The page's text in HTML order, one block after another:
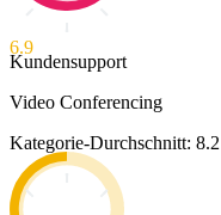
6.9
Kundensupport
Video Conferencing
Kategorie-Durchschnitt: 8.2